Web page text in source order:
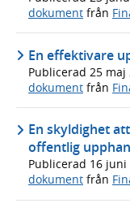
dokument från
En effektivare
Publicerad 25 maj
dokument från
En skyldighet
offentlig
Publicerad 16 juni
dokument från